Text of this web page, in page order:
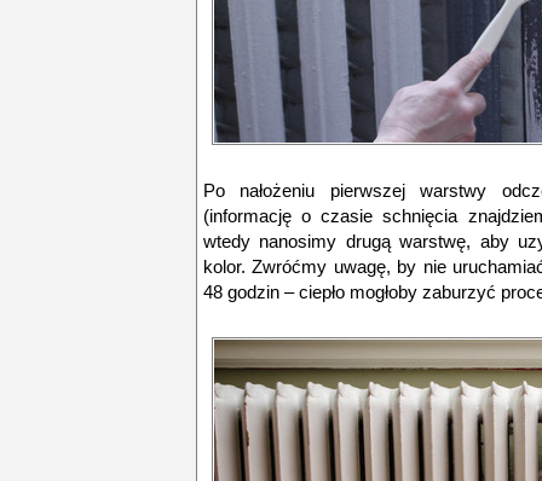
Po nałożeniu pierwszej warstwy
(informację o czasie schnięcia
wtedy nanosimy drugą warstwę, aby
kolor. Zwróćmy uwagę, by nie
48 godzin – ciepło mogłoby zaburzyć